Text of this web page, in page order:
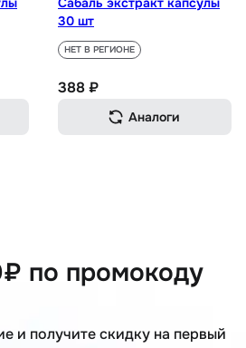
30 шт
НЕТ В РЕГИОНЕ
388 ₽
Аналоги
по промокоду
и получите скидку на первый